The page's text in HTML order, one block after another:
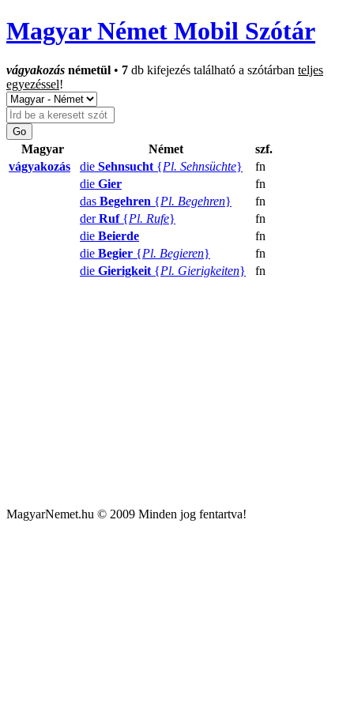
Magyar Német Mobil Szótár
vágyakozás németül • 7 db kifejezés található a szótárban teljes
egyezéssel!
Magyar Német
szf.
vágyakozás
die Sehnsucht {Pl. Sehnsüchte}
fn
die Gier
fn
das Begehren {Pl. Begehren}
fn
derRuf{Pl. Rufe}
fn
die Beierde
fn
die Begier {Pl. Begieren}
fn
die Gierigkeit {Pl. Gierigkeiten} fn
MagyarNemet.hu © 2009 Minden jog fentartva!